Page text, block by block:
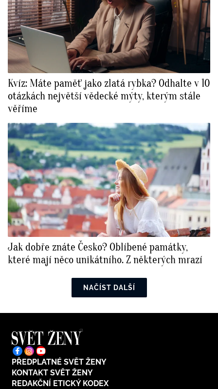
Kvíz: Máte paměť jako zlatá rybka? Odhalte v 10
otázkách největší vědecké mýty, kterým stále
věříme
Jak dobře znáte Česko? Oblíbené památky,
které mají něco unikátního. Z některých mrazí
NAČÍST DALŠÍ
PŘEDPLATNÉ SVĚT ŽENY
KONTAKT SVĚT ŽENY
REDAKČNÍ ETICKÝ KODEX